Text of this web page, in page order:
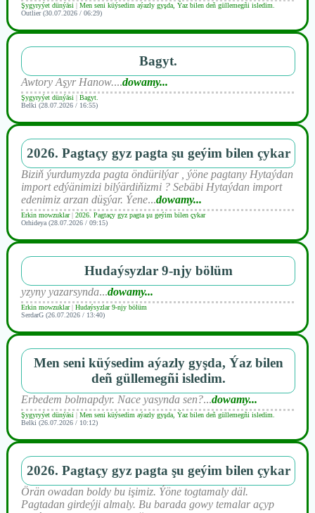
Şygyryýet dünýäsi | Men seni küýsedim aýazly gyşda, Ýaz bilen deñ güllemegñi isledim.
Outlier (30.07.2026 / 06:29)
Bagyt.
Awtory Aşyr Hanow....dowamy...
Şygyryýet dünýäsi | Bagyt.
Belki (28.07.2026 / 16:55)
2026. Pagtaçy gyz pagta şu geýim bilen çykar
Biziň ýurdumyzda pagta öndürilýar , ýöne pagtany Hytaýdan
import edýänimizi bilýärdiňizmi ? Sebäbi Hytaýdan import
edenimiz arzan düşýar. Ýene...dowamy...
Erkin mowzuklar| 2026. Pagtaçy gyz pagta şu geýim bilen çykar
Orhideya (28.07.2026 / 09:15)
Hudaýsyzlar 9-njy bölüm
yzyny yazarsynda...dowamy...
Erkin mowzuklar| Hudaýsyzlar 9-njy bölüm
SerdarG (26.07.2026 / 13:40)
Men seni küýsedim aýazly gyşda, Ýaz bilen
deñ güllemegñi isledim.
Erbedem bolmapdyr. Nace yasynda sen?...dowamy...
Şygyryýet dünýäsi | Men seni küýsedim aýazly gyşda, Ýaz bilen deñ güllemegñi isledim.
Belki (26.07.2026 / 10:12)
2026. Pagtaçy gyz pagta şu geýim bilen çykar
Örän owadan boldy bu işimiz. Ýöne togtamaly däl.
Pagtadan girdeýji almaly. Bu barada gowy temalar açyp